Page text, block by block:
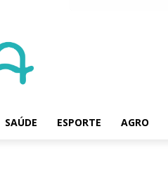
SAÚDE ESPORTE AGRO